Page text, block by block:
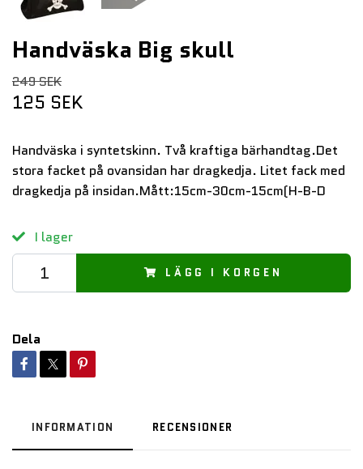
Handväska Big skull
249 SEK
125 SEK
Handväska i syntetskinn. Två kraftiga bärhandtag.Det
stora facket på ovansidan har dragkedja. Litet fack med
dragkedja på insidan.Mått:15cm-30cm-15cm(H-B-D
I lager
LÄGG I KORGEN
Dela
INFORMATION RECENSIONER